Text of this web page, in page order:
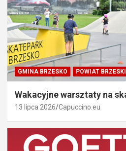
GMINA BRZESKO POWIAT BRZESKI
Wakacyjne warsztaty na
13 lipca 2026 Capuccino.eu